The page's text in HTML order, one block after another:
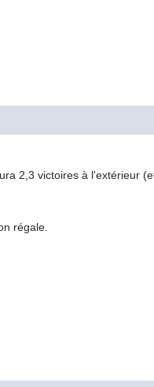
2,3 victoires à l'extérieur
régale.